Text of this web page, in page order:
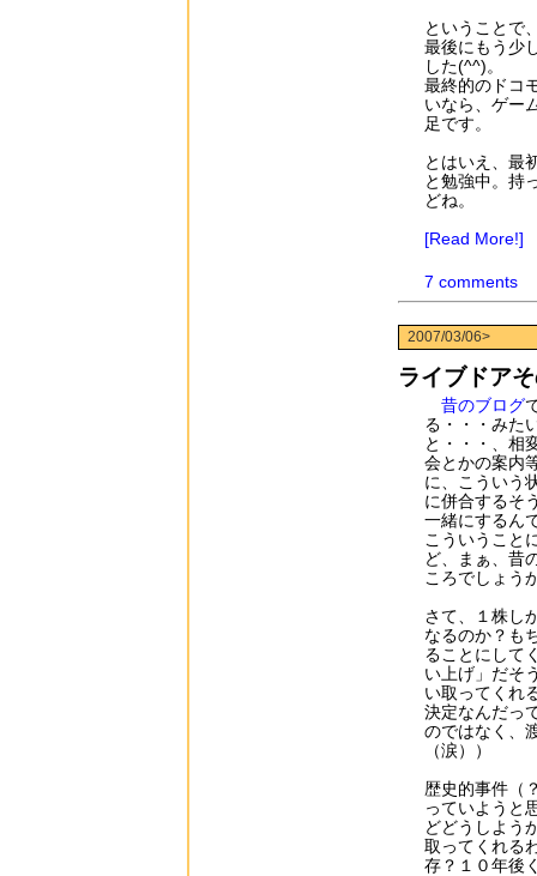
ということで
最後にもう少
した(^^)。
最終的のドコ
いなら、ゲー
足です。
とはいえ、最
と勉強中。持
どね。
[Read More!]
7 comments
2007/03/06>
ライブドア
昔のブログ
る・・・みた
と・・・、相
会とかの案内
に、こういう
に併合するそ
一緒にするん
こういうこと
ど、まぁ、昔
ころでしょう
さて、１株し
なるのか？も
ることにして
い上げ」だそ
い取ってくれ
決定なんだっ
のではなく、
（涙））
歴史的事件（
っていようと
どどうしよう
取ってくれる
存？１０年後